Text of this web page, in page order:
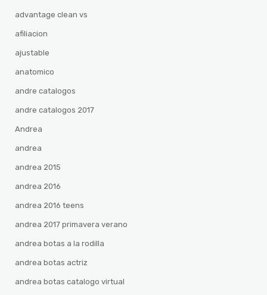
advantage clean vs
afiliacion
ajustable
anatomico
andre catalogos
andre catalogos 2017
Andrea
andrea
andrea 2015
andrea 2016
andrea 2016 teens
andrea 2017 primavera verano
andrea botas a la rodilla
andrea botas actriz
andrea botas catalogo virtual